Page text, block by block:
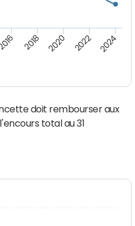
2018 2020 2022 2024
doit rembourser aux
total au 31